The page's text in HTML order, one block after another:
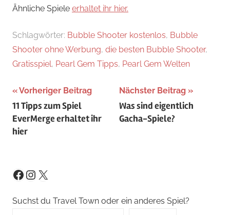
Ähnliche Spiele erhaltet ihr hier.
Schlagwörter: Bubble Shooter kostenlos, Bubble
Shooter ohne Werbung, die besten Bubble Shooter,
Gratisspiel, Pearl Gem Tipps, Pearl Gem Welten
Beitragsnavigation
Vorheriger Beitrag
11 Tipps zum Spiel
EverMerge erhaltet ihr
hier
Nächster Beitrag
Was sind eigentlich
Gacha-Spiele?
Facebook
Instagram
X
Suchst du Travel Town oder ein anderes Spiel?